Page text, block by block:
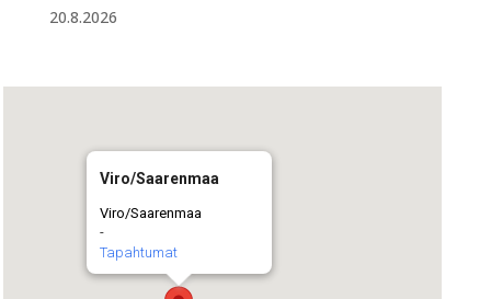
20.8.2026
Viro/Saarenmaa
Viro/Saarenmaa
-
Tapahtumat